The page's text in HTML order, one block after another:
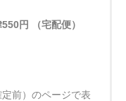
円 （宅配便）
前）のページで表